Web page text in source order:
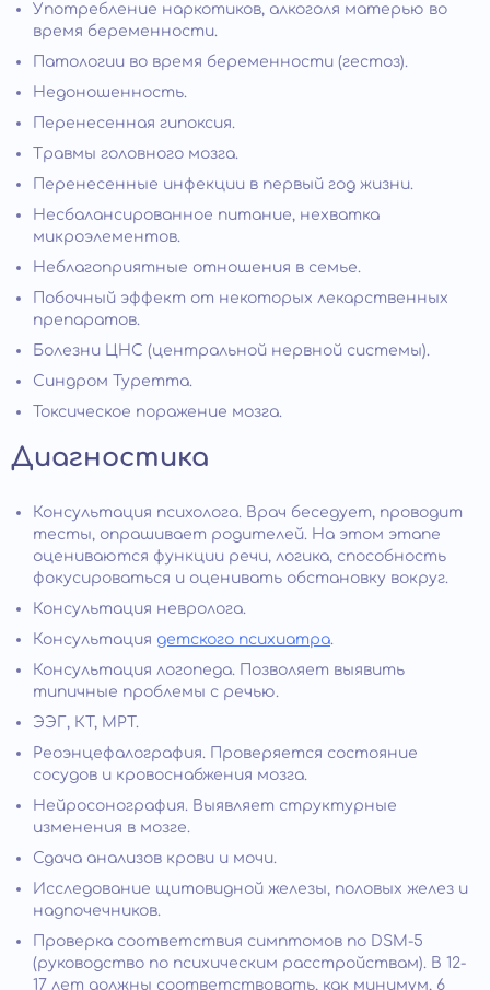
Употребление наркотиков, алкоголя матерью во
время беременности.
Патологии во время беременности (гестоз).
Недоношенность.
Перенесенная гипоксия.
Травмы головного мозга.
Перенесенные инфекции в первый год жизни.
Несбалансированное питание, нехватка
микроэлементов.
Неблагоприятные отношения в семье.
Побочный эффект от некоторых лекарственных
препаратов.
Болезни ЦНС (центральной нервной системы).
Синдром Туретта.
Токсическое поражение мозга.
Диагностика
Консультация психолога. Врач беседует, проводит
тесты, опрашивает родителей. На этом этапе
оцениваются функции речи, логика, способность
фокусироваться и оценивать обстановку вокруг.
Консультация невролога.
Консультация детского психиатра.
Консультация логопеда. Позволяет выявить
типичные проблемы с речью.
ЭЭГ, КТ, МРТ.
Реоэнцефалография. Проверяется состояние
сосудов и кровоснабжения мозга.
Нейросонография. Выявляет структурные
изменения в мозге.
Сдача анализов крови и мочи.
Исследование щитовидной железы, половых желез и
надпочечников.
Проверка соответствия симптомов по DSM-5
(руководство по психическим расстройствам). В 12-
17 лет должны соответствовать, как минимум, 6